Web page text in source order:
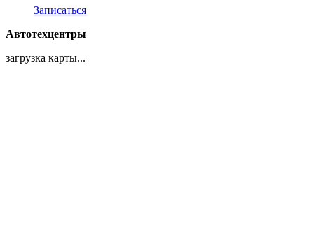
Записаться
Автотехцентры
загрузка карты...